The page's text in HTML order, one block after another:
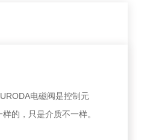
电磁阀是控制元
的，只是介质不一样。